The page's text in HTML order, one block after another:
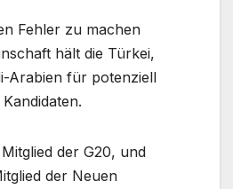
Fehler zu machen
hält die Türkei,
Arabien für potenziell
der G20, und
der Neuen